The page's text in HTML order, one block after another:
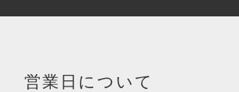
営業日について